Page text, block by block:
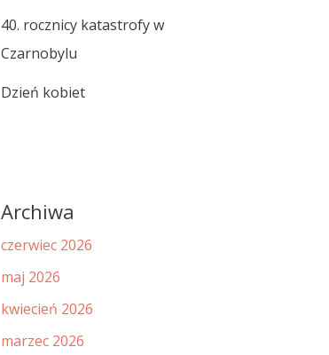
40. rocznicy katastrofy w
Czarnobylu
Dzień kobiet
Archiwa
czerwiec 2026
maj 2026
kwiecień 2026
marzec 2026